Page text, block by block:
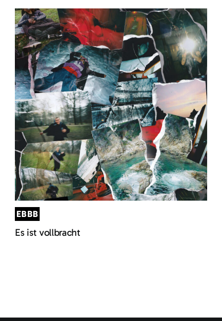
EBBB
Es ist vollbracht